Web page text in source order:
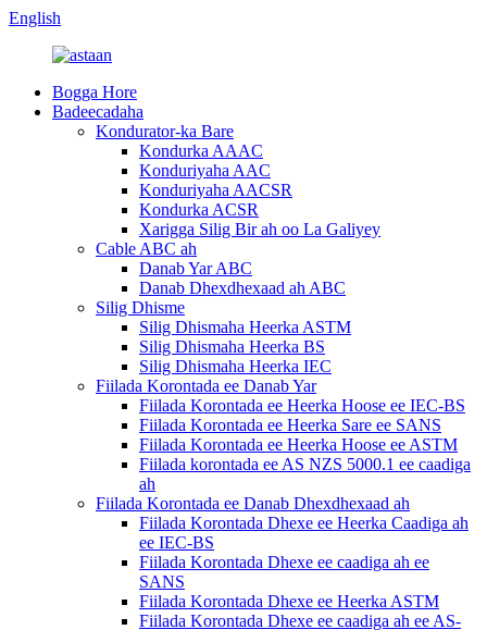
English
Bogga Hore
Badeecadaha
Kondurator-ka Bare
Kondurka AAAC
Konduriyaha AAC
Konduriyaha AACSR
Kondurka ACSR
Xarigga Silig Bir ah oo La Galiyey
Cable ABC ah
Danab Yar ABC
Danab Dhexdhexaad ah ABC
Silig Dhisme
Silig Dhismaha Heerka ASTM
Silig Dhismaha Heerka BS
Silig Dhismaha Heerka IEC
Fiilada Korontada ee Danab Yar
Fiilada Korontada ee Heerka Hoose ee IEC-BS
Fiilada Korontada ee Heerka Sare ee SANS
Fiilada Korontada ee Heerka Hoose ee ASTM
Fiilada korontada ee AS NZS 5000.1 ee caadiga
ah
Fiilada Korontada ee Danab Dhexdhexaad ah
Fiilada Korontada Dhexe ee Heerka Caadiga ah
ee IEC-BS
Fiilada Korontada Dhexe ee caadiga ah ee
SANS
Fiilada Korontada Dhexe ee Heerka ASTM
Fiilada Korontada Dhexe ee caadiga ah ee AS-